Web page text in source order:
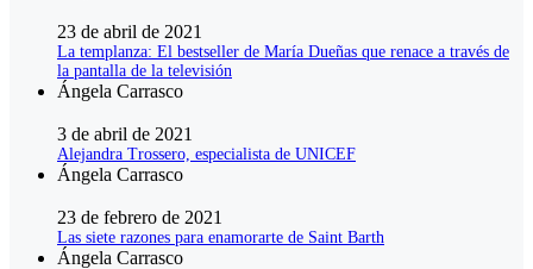
23 de abril de 2021
La templanza: El bestseller de María Dueñas que renace a través de
la pantalla de la televisión
Ángela Carrasco
3 de abril de 2021
Alejandra Trossero, especialista de UNICEF
Ángela Carrasco
23 de febrero de 2021
Las siete razones para enamorarte de Saint Barth
Ángela Carrasco